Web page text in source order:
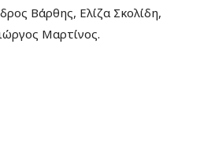
Βάρθης, Ελίζα Σκολίδη,
Μαρτίνος.